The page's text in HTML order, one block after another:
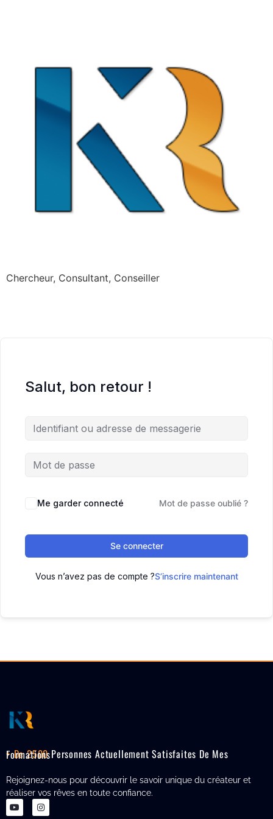
Chercheur, Consultant, Conseiller
Salut, bon retour !
Me garder connecté Mot de passe oublié ?
Se connecter
Vous n’avez pas de compte ?S’inscrire maintenant
+ De 2500
Personnes Actuellement Satisfaites De Mes Formations
Rejoignez-nous pour découvrir le savoir unique du créateur et
réaliser vos rêves en toute confiance.